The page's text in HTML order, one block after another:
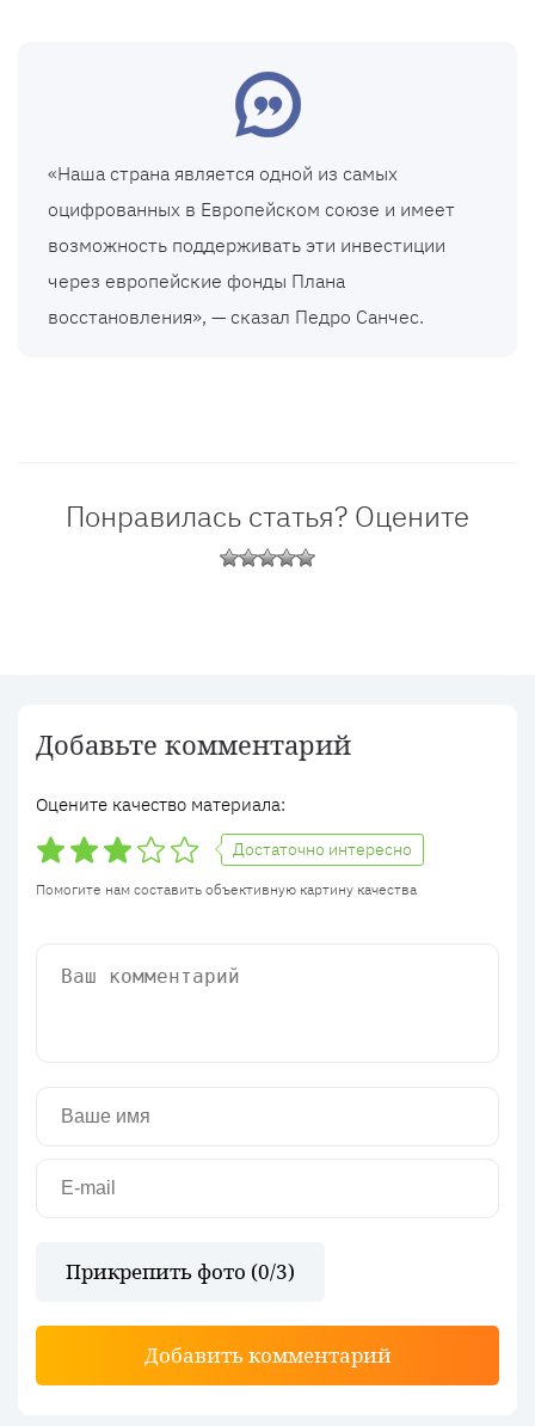
«Наша страна является одной из самых
оцифрованных в Европейском союзе и имеет
возможность поддерживать эти инвестиции
через европейские фонды Плана
восстановления», — сказал Педро Санчес.
Понравилась статья? Оцените
Добавьте комментарий
Оцените качество материала:
Достаточно интересно
Помогите нам составить объективную картину качества
Прикрепить фото (0/3)
Добавить комментарий